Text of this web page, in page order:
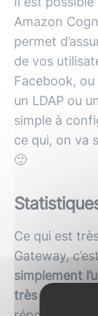
Amazon
permet
de vos
Facebook,
un LDAP ou
simple à
ce qui, on va
🙂
Ce qui est
Gateway,
simplement
très précises